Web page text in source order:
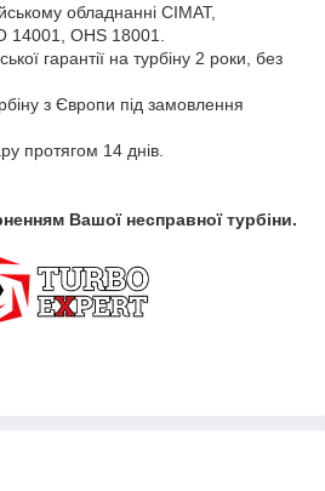
обладнанні CIMAT,
14001, OHS 18001.
гарантії на турбіну 2 роки, без
з Європи під замовлення
протягом 14 днів.
Вашої несправної турбіни.